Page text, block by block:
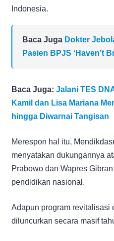
Indonesia.
Baca Juga Dokter
Pasien BPJS ‘Haven’t
Baca Juga: Jalani TES
Kamil dan Lisa Mariana
hingga Diwarnai Tangisan
Merespon hal itu,
menyatakan dukungannya
Prabowo dan Wapres
pendidikan nasional.
Adapun program revitalisasi
diluncurkan secara masif